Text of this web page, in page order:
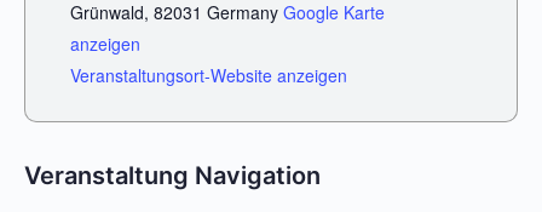
Grünwald, 82031 Germany Google Karte
anzeigen
Veranstaltungsort-Website anzeigen
Veranstaltung Navigation